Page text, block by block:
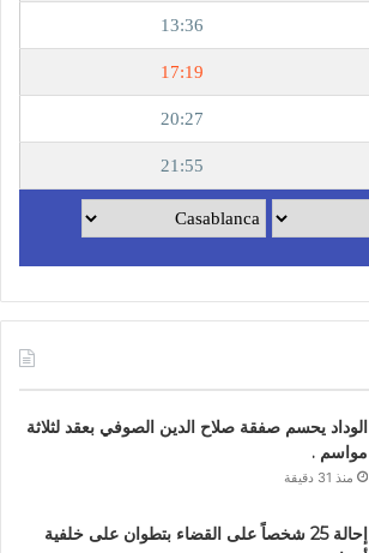
الوداد يحسم صفقة صلاح الدين الصوفي بعقد لثلاثة
مواسم .
منذ 31 دقيقة
إحالة 25 شخصاً على القضاء بتطوان على خلفية